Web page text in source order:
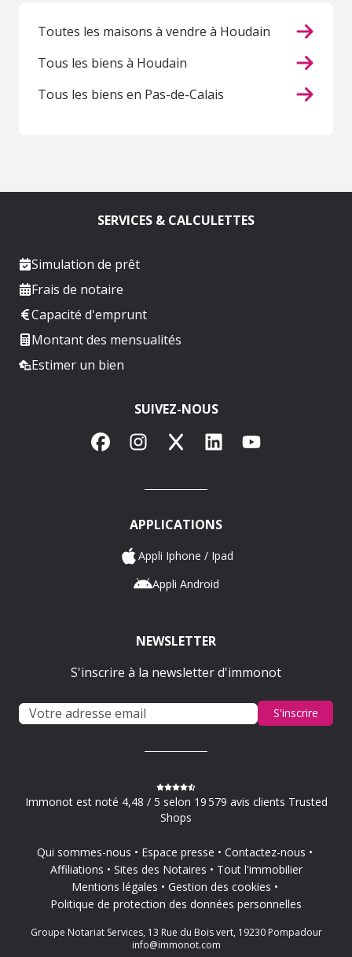
Toutes les maisons à vendre à Houdain
Tous les biens à Houdain
Tous les biens en Pas-de-Calais
SERVICES & CALCULETTES
Simulation de prêt
Frais de notaire
Capacité d'emprunt
Montant des mensualités
Estimer un bien
SUIVEZ-NOUS
FacebookInstagram
X LinkedInYouTube
APPLICATIONS
Appli Iphone / Ipad
Appli Android
NEWSLETTER
S'inscrire à la newsletter d'immonot
S'inscrire
Immonot est noté 4,48 / 5 selon 19 579 avis clients Trusted
Shops
Qui sommes-nous Espace presse
Contactez-nous
Affiliations
Sites des Notaires
Tout l'immobilier
Mentions légales
Gestion des cookies
Politique de protection des données personnelles
Groupe Notariat Services, 13 Rue du Bois vert, 19230 Pompadour
info@immonot.com